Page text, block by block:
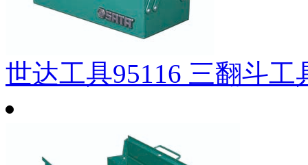
世达工具95116 三翻斗工